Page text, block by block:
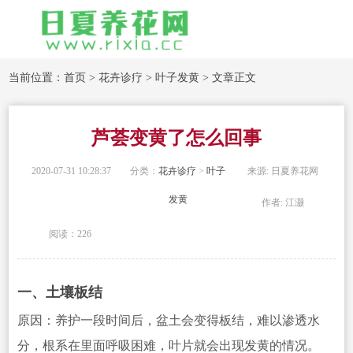
当前位置：首页 >花卉诊疗 >叶子发黄 > 文章正文
芦荟变黄了怎么回事
2020-07-31 10:28:37 分类：花卉诊疗 >叶子
发黄
来源: 日夏养花网
作者: 江灏
阅读：226
一、土壤板结
原因：养护一段时间后，盆土会变得板结，难以渗透水
分，根系在里面呼吸困难，叶片就会出现发黄的情况。